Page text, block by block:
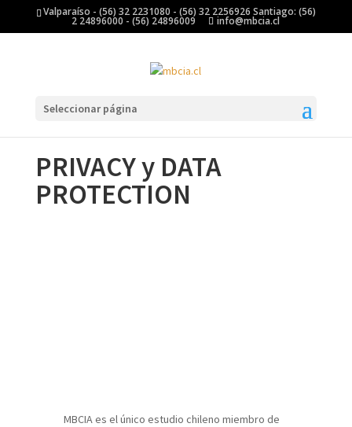
Valparaíso - (56) 32 2231080 - (56) 32 2256926 Santiago: (56)
2 24896000 - (56) 24896009 info@mbcia.cl
Seleccionar página
PRIVACY y DATA
PROTECTION
MBCIA es el único estudio chileno miembro de